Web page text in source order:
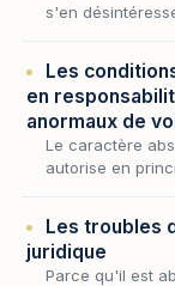
s'en
n'a p…
Les
en
anormaux de
Le caractère
autorise en
c'e…
Les troubles
juridique
Parce qu'il est